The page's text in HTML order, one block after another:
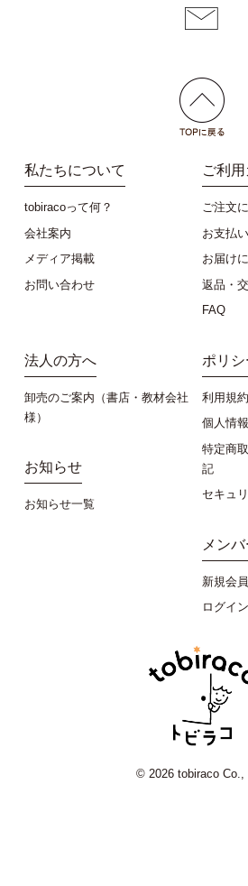
私たちについて
tobiracoって何？
会社案内
メディア掲載
お問い合わせ
ご利
ご注文
お支払
お届け
返品・
FAQ
法人の方へ
卸売のご案内（書店・教材会社
様）
お知らせ
お知らせ一覧
ポリシ
利用規約
個人情
特定商
記
セキュ
メン
新規会
ログイン
© 2026 tobiraco Co.,